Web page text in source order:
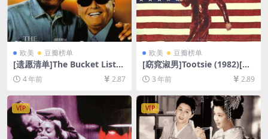
欧美 豆瓣榜单
[遗愿清单]The Bucket List
(2007)[百度网盘+迅雷云盘资
源1080P超清未删减][MP4/6.
2GB][中英字幕]
4 年前 2.87
欧美 豆瓣榜单
[窈窕淑男]Tootsie (1982)[百
度网盘+夸克网盘1080P超清
未删减资源][网盘在线播放/下
载][MP4/7.5GB][中英字幕]
3 年前 2.89
VIP VIP